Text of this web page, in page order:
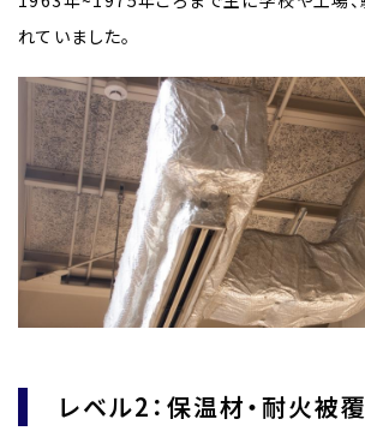
れていました。
レベル2：保温材・耐火被